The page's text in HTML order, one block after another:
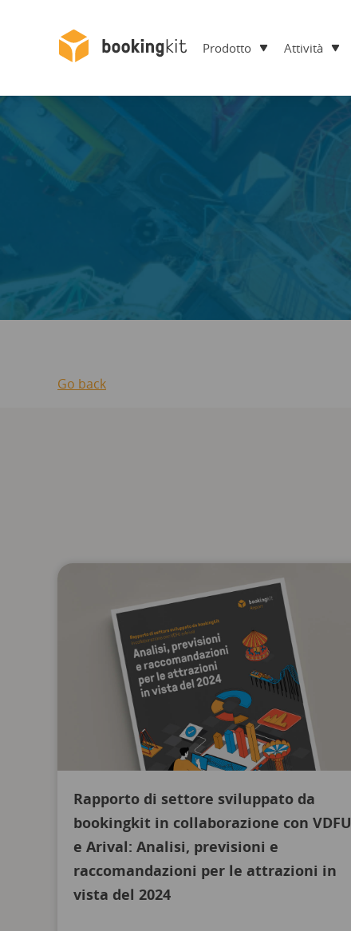
Prodotto Attività
Go back
Rapporto di settore sviluppato da
bookingkit in collaborazione con VDFU
e Arival: Analisi, previsioni e
raccomandazioni per le attrazioni in
vista del 2024